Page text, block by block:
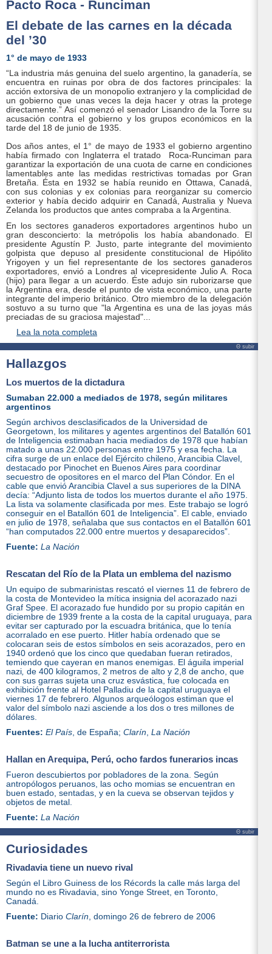
Pacto Roca - Runciman
El debate de las carnes en la década
del ’30
1° de mayo de 1933
“La industria más genuina del suelo argentino, la ganadería, se
encuentra en ruinas por obra de dos factores principales: la
acción extorsiva de un monopolio extranjero y la complicidad de
un gobierno que unas veces la deja hacer y otras la protege
directamente.” Así comenzó el senador Lisandro de la Torre su
acusación contra el gobierno y los grupos económicos en la
tarde del 18 de junio de 1935.
Dos años antes, el 1° de mayo de 1933 el gobierno argentino
había firmado con Inglaterra el tratado Roca-Runciman para
garantizar la exportación de una cuota de carne en condiciones
lamentables ante las medidas restrictivas tomadas por Gran
Bretaña. Ésta en 1932 se había reunido en Ottawa, Canadá,
con sus colonias y ex colonias para reorganizar su comercio
exterior y había decido adquirir en Canadá, Australia y Nueva
Zelanda los productos que antes compraba a la Argentina.
En los sectores ganaderos exportadores argentinos hubo un
gran desconcierto: la metrópolis los había abandonado. El
presidente Agustín P. Justo, parte integrante del movimiento
golpista que depuso al presidente constitucional de Hipólito
Yrigoyen y un fiel representante de los sectores ganaderos
exportadores, envió a Londres al vicepresidente Julio A. Roca
(hijo) para llegar a un acuerdo. Éste adujo sin ruborizarse que
la Argentina era, desde el punto de vista económico, una parte
integrante del imperio británico. Otro miembro de la delegación
sostuvo a su turno que "la Argentina es una de las joyas más
preciadas de su graciosa majestad"...
Lea la nota completa
Θ subir
Hallazgos
Los muertos de la dictadura
Sumaban 22.000 a mediados de 1978, según militares
argentinos
Según archivos desclasificados de la Universidad de
Georgetown, los militares y agentes argentinos del Batallón 601
de Inteligencia estimaban hacia mediados de 1978 que habían
matado a unas 22.000 personas entre 1975 y esa fecha. La
cifra surge de un enlace del Ejército chileno, Arancibia Clavel,
destacado por Pinochet en Buenos Aires para coordinar
secuestro de opositores en el marco del Plan Cóndor. En el
cable que envió Arancibia Clavel a sus superiores de la DINA
decía: “Adjunto lista de todos los muertos durante el año 1975.
La lista va solamente clasificada por mes. Este trabajo se logró
conseguir en el Batallón 601 de Inteligencia”. El cable, enviado
en julio de 1978, señalaba que sus contactos en el Batallón 601
“han computados 22.000 entre muertos y desaparecidos”.
Fuente: La Nación
Rescatan del Río de la Plata un emblema del nazismo
Un equipo de submarinistas rescató el viernes 11 de febrero de
la costa de Montevideo la mítica insignia del acorazado nazi
Graf Spee. El acorazado fue hundido por su propio capitán en
diciembre de 1939 frente a la costa de la capital uruguaya, para
evitar ser capturado por la escuadra británica, que lo tenía
acorralado en ese puerto. Hitler había ordenado que se
colocaran seis de estos símbolos en seis acorazados, pero en
1940 ordenó que los cinco que quedaban fueran retirados,
temiendo que cayeran en manos enemigas. El águila imperial
nazi, de 400 kilogramos, 2 metros de alto y 2,8 de ancho, que
con sus garras sujeta una cruz esvástica, fue colocada en
exhibición frente al Hotel Palladiu de la capital uruguaya el
viernes 17 de febrero. Algunos arqueólogos estiman que el
valor del símbolo nazi asciende a los dos o tres millones de
dólares.
Fuentes: El País, de España; Clarín, La Nación
Hallan en Arequipa, Perú, ocho fardos funerarios incas
Fueron descubiertos por pobladores de la zona. Según
antropólogos peruanos, las ocho momias se encuentran en
buen estado, sentadas, y en la cueva se observan tejidos y
objetos de metal.
Fuente: La Nación
Θ subir
Curiosidades
Rivadavia tiene un nuevo rival
Según el Libro Guiness de los Récords la calle más larga del
mundo no es Rivadavia, sino Yonge Street, en Toronto,
Canadá.
Fuente: Diario Clarín, domingo 26 de febrero de 2006
Batman se une a la lucha antiterrorista